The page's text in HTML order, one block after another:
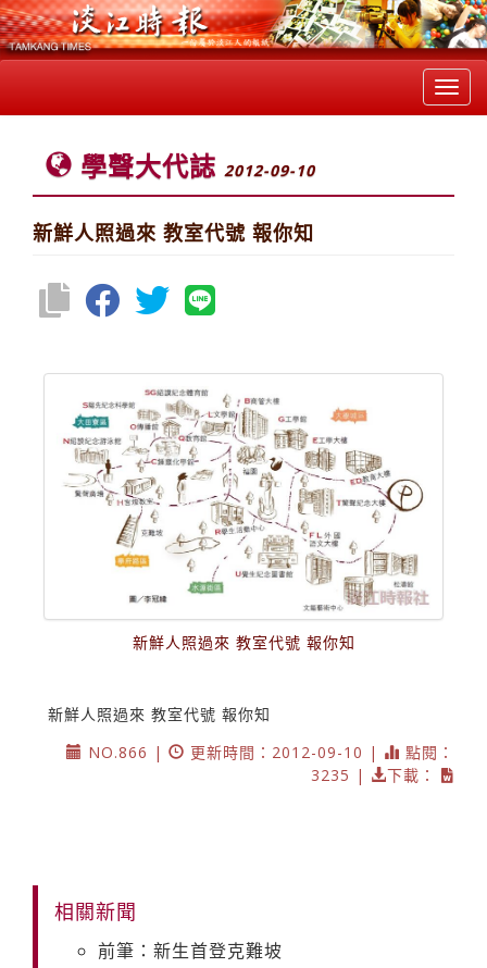
學聲大代誌 2012-09-10
新鮮人照過來 教室代號 報你知
新鮮人照過來 教室代號 報你知
新鮮人照過來 教室代號 報你知
NO.866 |
更新時間：2012-09-10 |
點閱：
3235 |
下載：
相關新聞
前筆：新生首登克難坡